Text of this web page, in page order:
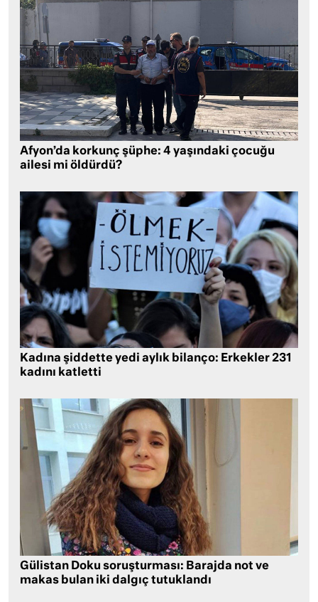
Afyon’da korkunç şüphe: 4 yaşındaki çocuğu
ailesi mi öldürdü?
Kadına şiddette yedi aylık bilanço: Erkekler 231
kadını katletti
Gülistan Doku soruşturması: Barajda not ve
makas bulan iki dalgıç tutuklandı